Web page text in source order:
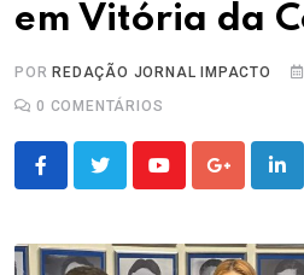
em Vitória da
POR REDAÇÃO JORNAL IMPACTO
0 COMENTÁRIOS
YoutubeGoogle+